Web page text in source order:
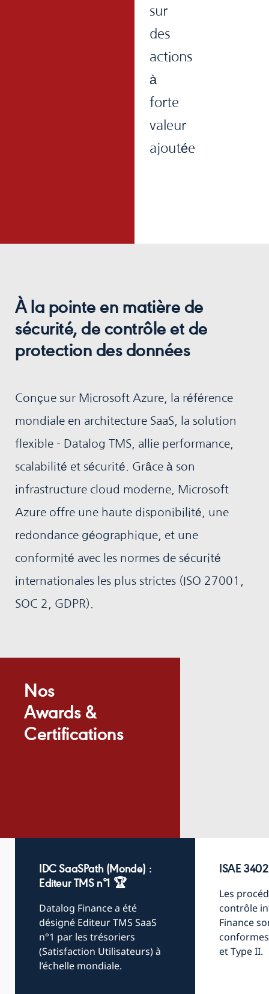
sur
des
actions
à
forte
valeur
ajoutée
À la pointe en matière de
sécurité, de contrôle et de
protection des données
Conçue sur Microsoft Azure, la référence
mondiale en architecture SaaS, la solution
flexible - Datalog TMS, allie performance,
scalabilité et sécurité. Grâce à son
infrastructure cloud moderne, Microsoft
Azure offre une haute disponibilité, une
redondance géographique, et une
conformité avec les normes de sécurité
internationales les plus strictes (ISO 27001,
SOC 2, GDPR).
Nos
Awards &
Certifications
IDC SaaSPath (Monde) :
Editeur TMS n°1 🏆
Datalog Finance a été
désigné Editeur TMS SaaS
n°1 par les trésoriers
(Satisfaction Utilisateurs) à
l’échelle mondiale.
ISAE
Les
contrôle
Finance
conformes
et Type II.